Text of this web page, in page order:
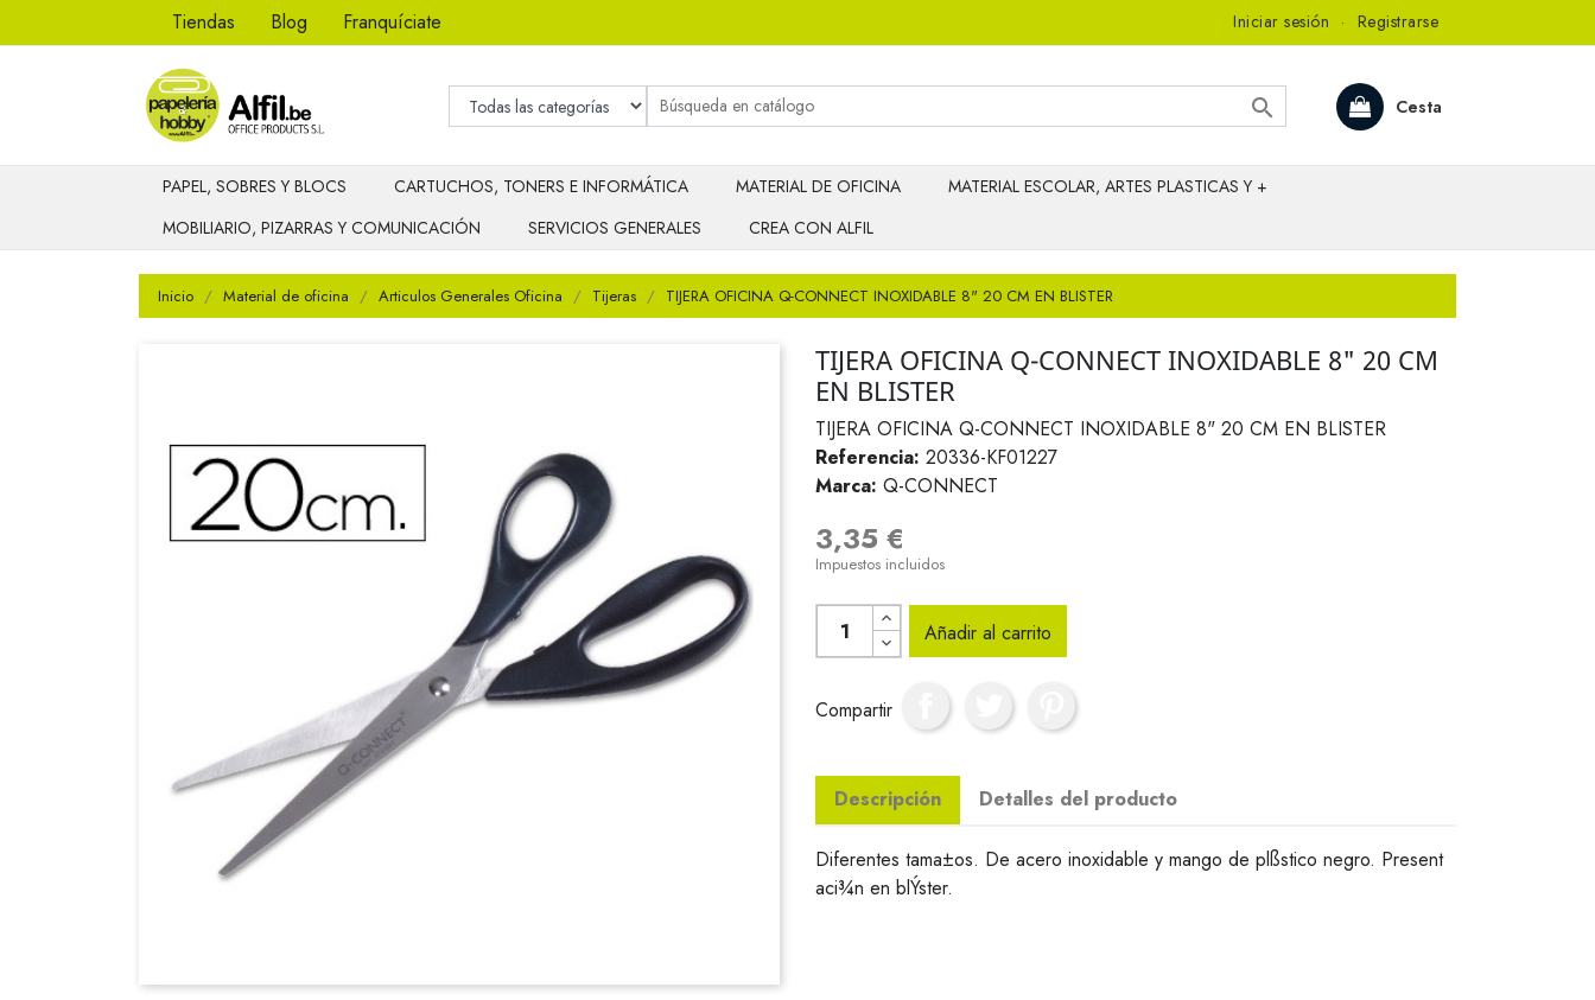
Tiendas Blog Franquíciate Iniciar sesión · Registrarse
Cesta

PAPEL, SOBRES Y BLOCS CARTUCHOS, TONERS E INFORMÁTICA MATERIAL DE OFICINA
MATERIAL ESCOLAR, ARTES PLASTICAS Y +
MOBILIARIO, PIZARRAS Y COMUNICACIÓN
SERVICIOS GENERALES CREA CON ALFIL
Inicio Material de oficina Articulos Generales Oficina Tijeras TIJERA OFICINA Q-CONNECT INOXIDABLE 8" 20 CM EN BLISTER
TIJERA OFICINA Q-CONNECT INOXIDABLE 8" 20 CM
EN BLISTER
TIJERA OFICINA Q-CONNECT INOXIDABLE 8" 20 CM EN BLISTER
Referencia: 20336-KF01227
Marca: Q-CONNECT
3,35 €
Impuestos incluidos
Añadir al carrito
Compartir
Descripción Detalles del producto
Diferentes tama±os. De acero inoxidable y mango de plßstico negro. Present
aci¾n en blÝster.